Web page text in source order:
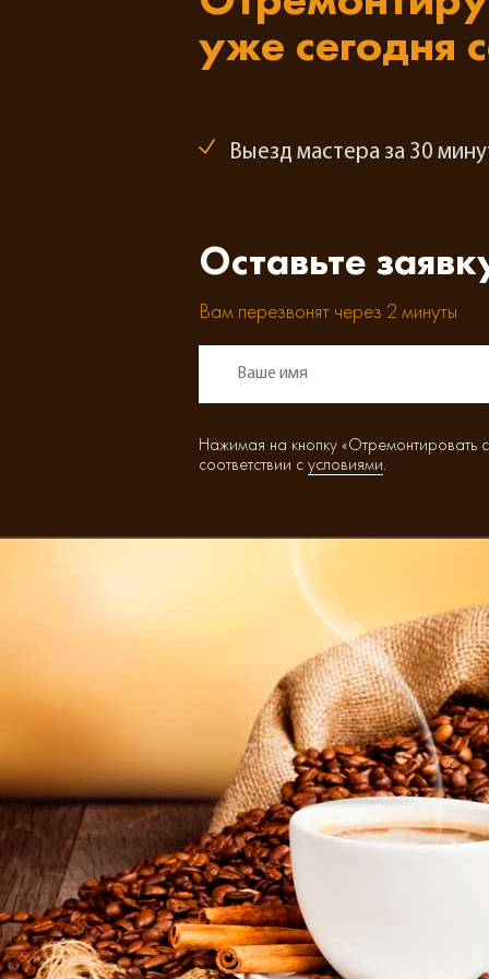
уже сегодня
Выезд мастера за 30
Оставьте
Вам перезвонят через 2 минуты
Нажимая на кнопку «Отремонтировать
соответствии с условиями.